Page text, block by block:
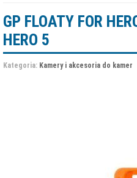
W KINACH
GP FLOATY FOR
HERO 5
Kategoria: Kamery i akcesoria do kamer